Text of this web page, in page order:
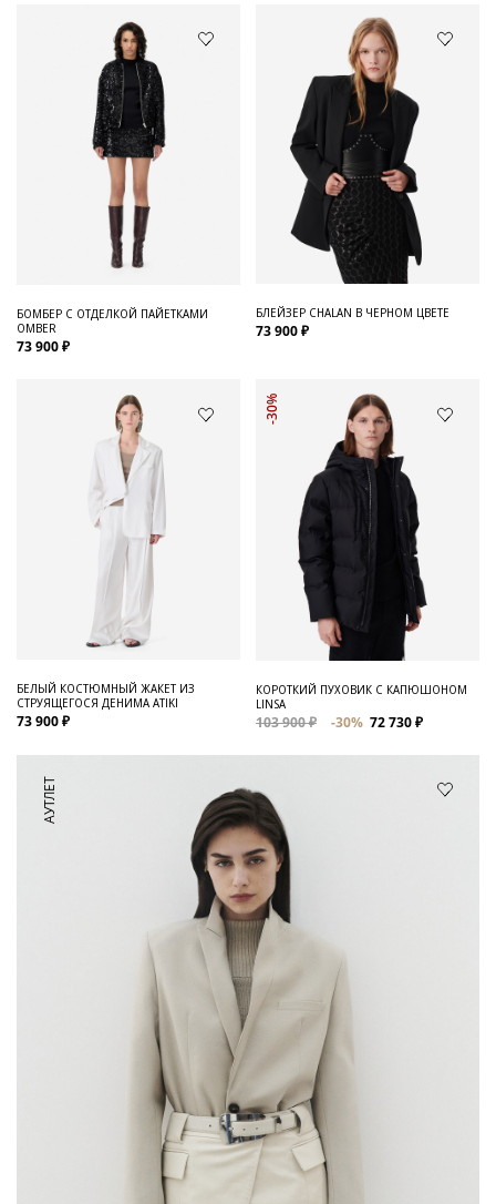
БОМБЕР С ОТДЕЛКОЙ ПАЙЕТКАМИ
OMBER
73 900 ₽
БЛЕЙЗЕР CHALAN В ЧЕРНОМ ЦВЕТЕ
73 900 ₽
БЕЛЫЙ КОСТЮМНЫЙ ЖАКЕТ ИЗ
СТРУЯЩЕГОСЯ ДЕНИМА ATIKI
73 900 ₽
-30%
КОРОТКИЙ ПУХОВИК С КАПЮШОНОМ
LINSA
103 900 ₽ -30% 72 730 ₽
АУТЛЕТ